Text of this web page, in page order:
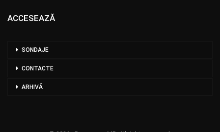
ACCESEAZĂ
SONDAJE
CONTACTE
ARHIVĂ